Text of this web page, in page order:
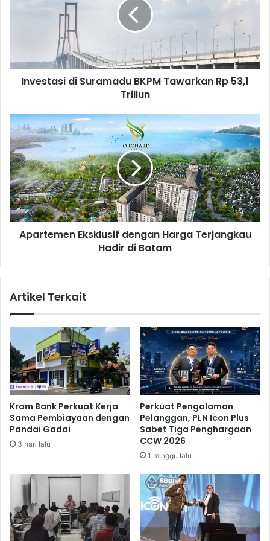
i
u
r
a
m
a
d
u
B
K
a
a
n
R
p
5
3
,
1
T
r
l
n
Investasi di Suramadu BKPM Tawarkan Rp 53,1
Triliun
A
p
a
r
t
e
m
e
n
u
d
e
n
g
n
H
r
a
r
j
a
Apartemen Eksklusif dengan Harga Terjangkau
Hadir di Batam
Artikel Terkait
Krom Bank Perkuat Kerja
Sama Pembiayaan dengan
Pandai Gadai
3 hari lalu
Perkuat Pengalaman
Pelanggan, PLN Icon Plus
Sabet Tiga Penghargaan
CCW 2026
1 minggu lalu